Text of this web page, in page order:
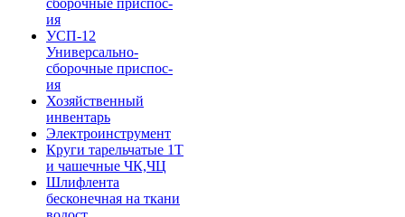
сборочные приспос-
ия
УСП-12
Универсально-
сборочные приспос-
ия
Хозяйственный
инвентарь
Электроинструмент
Круги тарельчатые 1Т
и чашечные ЧК,ЧЦ
Шлифлента
бесконечная на ткани